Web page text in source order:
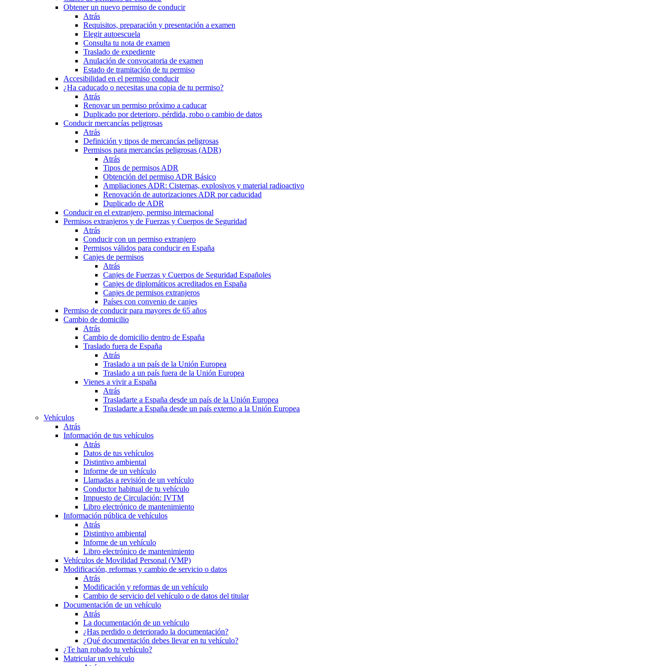
Obtener un nuevo permiso de conducir
Atrás
Requisitos, preparación y presentación a examen
Elegir autoescuela
Consulta tu nota de examen
Traslado de expediente
Anulación de convocatoria de examen
Estado de tramitación de tu permiso
Accesibilidad en el permiso conducir
¿Ha caducado o necesitas una copia de tu permiso?
Atrás
Renovar un permiso próximo a caducar
Duplicado por deterioro, pérdida, robo o cambio de datos
Conducir mercancías peligrosas
Atrás
Definición y tipos de mercancías peligrosas
Permisos para mercancías peligrosas (ADR)
Atrás
Tipos de permisos ADR
Obtención del permiso ADR Básico
Ampliaciones ADR: Cisternas, explosivos y material radioactivo
Renovación de autorizaciones ADR por caducidad
Duplicado de ADR
Conducir en el extranjero, permiso internacional
Permisos extranjeros y de Fuerzas y Cuerpos de Seguridad
Atrás
Conducir con un permiso extranjero
Permisos válidos para conducir en España
Canjes de permisos
Atrás
Canjes de Fuerzas y Cuerpos de Seguridad Españoles
Canjes de diplomáticos acreditados en España
Canjes de permisos extranjeros
Países con convenio de canjes
Permiso de conducir para mayores de 65 años
Cambio de domicilio
Atrás
Cambio de domicilio dentro de España
Traslado fuera de España
Atrás
Traslado a un país de la Unión Europea
Traslado a un país fuera de la Unión Europea
Vienes a vivir a España
Atrás
Trasladarte a España desde un país de la Unión Europea
Trasladarte a España desde un país externo a la Unión Europea
Vehículos
Atrás
Información de tus vehículos
Atrás
Datos de tus vehículos
Distintivo ambiental
Informe de un vehículo
Llamadas a revisión de un vehículo
Conductor habitual de tu vehículo
Impuesto de Circulación: IVTM
Libro electrónico de mantenimiento
Información pública de vehículos
Atrás
Distintivo ambiental
Informe de un vehículo
Libro electrónico de mantenimiento
Vehículos de Movilidad Personal (VMP)
Modificación, reformas y cambio de servicio o datos
Atrás
Modificación y reformas de un vehículo
Cambio de servicio del vehículo o de datos del titular
Documentación de un vehículo
Atrás
La documentación de un vehículo
¿Has perdido o deteriorado la documentación?
¿Qué documentación debes llevar en tu vehículo?
¿Te han robado tu vehículo?
Matricular un vehículo